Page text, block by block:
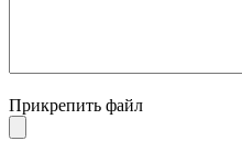
Прикрепить файл